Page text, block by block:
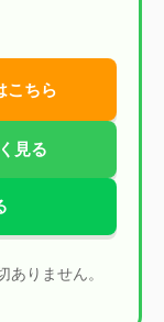
こちら
見る
りません。